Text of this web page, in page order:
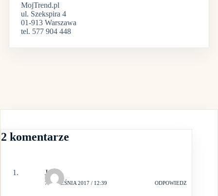
MojTrend.pl
ul. Szekspira 4
01-913 Warszawa
tel. 577 904 448
2 komentarze
Julka
7 WRZEŚNIA 2017 / 12:39 ODPOWIEDZ